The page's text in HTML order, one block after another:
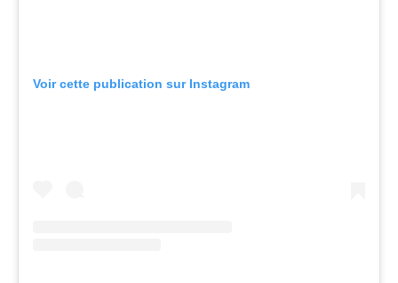
Voir cette publication sur Instagram